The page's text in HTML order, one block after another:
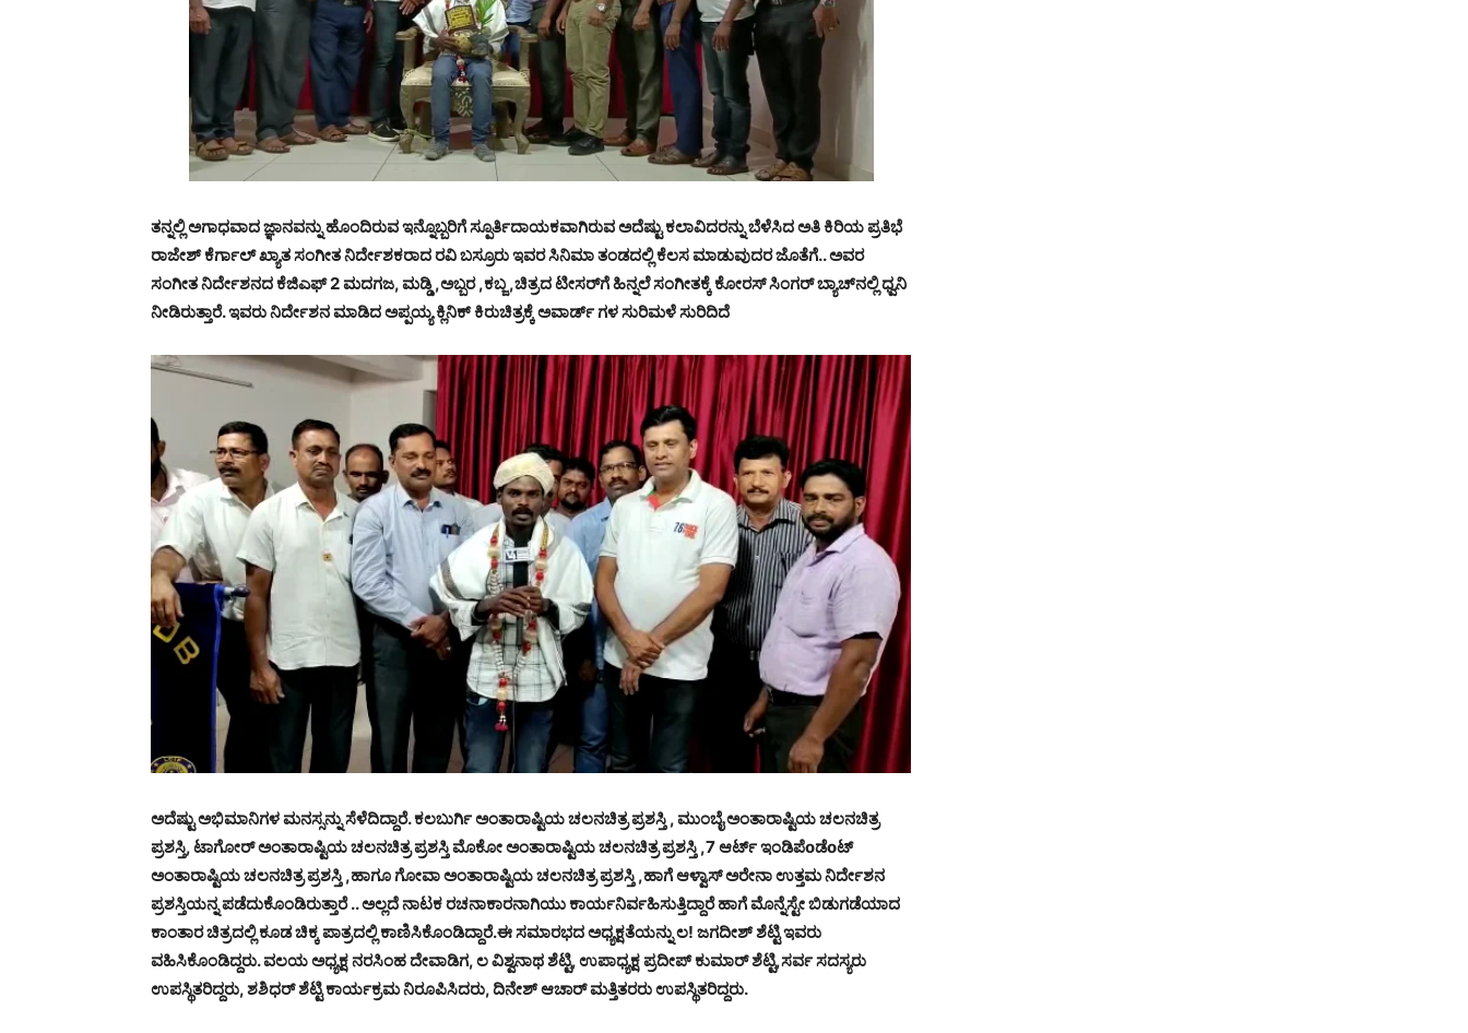
ತನ್ನಲ್ಲಿ ಅಗಾಧವಾದ ಜ್ಞಾನವನ್ನು ಹೊಂದಿರುವ ಇನ್ನೊಬ್ಬರಿಗೆ ಸ್ಪೂರ್ತಿದಾಯಕವಾಗಿರುವ ಅದೆಷ್ಟು ಕಲಾವಿದರನ್ನು ಬೆಳೆಸಿದ ಅತಿ ಕಿರಿಯ ಪ್ರತಿಭೆ
ರಾಜೇಶ್ ಕೆರ್ಗಾಲ್ ಖ್ಯಾತ ಸಂಗೀತ ನಿರ್ದೇಶಕರಾದ ರವಿ ಬಸ್ರೂರು ಇವರ ಸಿನಿಮಾ ತಂಡದಲ್ಲಿ ಕೆಲಸ ಮಾಡುವುದರ ಜೊತೆಗೆ.. ಅವರ
ಸಂಗೀತ ನಿರ್ದೇಶನದ ಕೆಜಿಎಫ್ 2 ಮದಗಜ, ಮಡ್ಡಿ ,ಅಬ್ಬರ ,ಕಬ್ಜ ,ಚಿತ್ರದ ಟೀಸರ್‌ಗೆ ಹಿನ್ನಲೆ ಸಂಗೀತಕ್ಕೆ ಕೋರಸ್ ಸಿಂಗರ್ ಬ್ಯಾಚ್‌ನಲ್ಲಿ ಧ್ವನಿ
ನೀಡಿರುತ್ತಾರೆ. ಇವರು ನಿರ್ದೇಶನ ಮಾಡಿದ ಅಪ್ಪಯ್ಯ ಕ್ಲಿನಿಕ್ ಕಿರುಚಿತ್ರಕ್ಕೆ ಅವಾರ್ಡ್ ಗಳ ಸುರಿಮಳೆ ಸುರಿದಿದೆ
ಅದೆಷ್ಟು ಅಭಿಮಾನಿಗಳ ಮನಸ್ಸನ್ನು ಸೆಳೆದಿದ್ದಾರೆ. ಕಲಬುರ್ಗಿ ಅಂತಾರಾಷ್ಟಿಯ ಚಲನಚಿತ್ರ ಪ್ರಶಸ್ತಿ , ಮುಂಬೈ ಅಂತಾರಾಷ್ಟಿಯ ಚಲನಚಿತ್ರ
ಪ್ರಶಸ್ತಿ, ಟಾಗೋರ್ ಅಂತಾರಾಷ್ಟಿಯ ಚಲನಚಿತ್ರ ಪ್ರಶಸ್ತಿ ಮೊಕೋ ಅಂತಾರಾಷ್ಟಿಯ ಚಲನಚಿತ್ರ ಪ್ರಶಸ್ತಿ ,7 ಆರ್ಟ್ ಇಂಡಿಪೆoಡೆoಟ್
ಅಂತಾರಾಷ್ಟಿಯ ಚಲನಚಿತ್ರ ಪ್ರಶಸ್ತಿ ,ಹಾಗೂ ಗೋವಾ ಅಂತಾರಾಷ್ಟಿಯ ಚಲನಚಿತ್ರ ಪ್ರಶಸ್ತಿ ,ಹಾಗೆ ಆಳ್ವಾಸ್ ಅರೇನಾ ಉತ್ತಮ ನಿರ್ದೇಶನ
ಪ್ರಶಸ್ತಿಯನ್ನ ಪಡೆದುಕೊಂಡಿರುತ್ತಾರೆ .. ಅಲ್ಲದೆ ನಾಟಕ ರಚನಾಕಾರನಾಗಿಯು ಕಾರ್ಯನಿರ್ವಹಿಸುತ್ತಿದ್ದಾರೆ ಹಾಗೆ ಮೊನ್ನೆಸ್ಟೇ ಬಿಡುಗಡೆಯಾದ
ಕಾಂತಾರ ಚಿತ್ರದಲ್ಲಿ ಕೂಡ ಚಿಕ್ಕ ಪಾತ್ರದಲ್ಲಿ ಕಾಣಿಸಿಕೊಂಡಿದ್ದಾರೆ.ಈ ಸಮಾರಭದ ಅಧ್ಯಕ್ಷತೆಯನ್ನು ಲ! ಜಗದೀಶ್ ಶೆಟ್ಟಿ ಇವರು
ವಹಿಸಿಕೊಂಡಿದ್ದರು. ವಲಯ ಅಧ್ಯಕ್ಷ ನರಸಿಂಹ ದೇವಾಡಿಗ, ಲ ವಿಶ್ವನಾಥ ಶೆಟ್ಟಿ, ಉಪಾಧ್ಯಕ್ಷ ಪ್ರದೀಪ್ ಕುಮಾರ್ ಶೆಟ್ಟಿ,ಸರ್ವ ಸದಸ್ಯರು
ಉಪಸ್ಥಿತರಿದ್ದರು, ಶಶಿಧರ್ ಶೆಟ್ಟಿ ಕಾರ್ಯಕ್ರಮ ನಿರೂಪಿಸಿದರು, ದಿನೇಶ್ ಆಚಾರ್ ಮತ್ತಿತರರು ಉಪಸ್ಥಿತರಿದ್ದರು.